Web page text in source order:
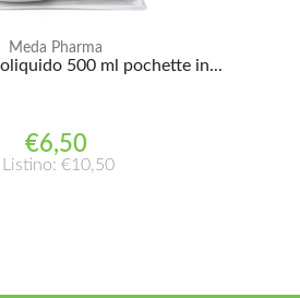
Meda Pharma
500 ml pochette in...
€6,50
Listino: €10,50